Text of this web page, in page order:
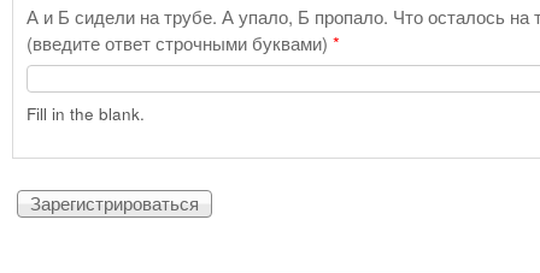
А и Б сидели на трубе. А упало, Б пропало. Что осталось на
(введите ответ строчными буквами)*
Fill in the blank.